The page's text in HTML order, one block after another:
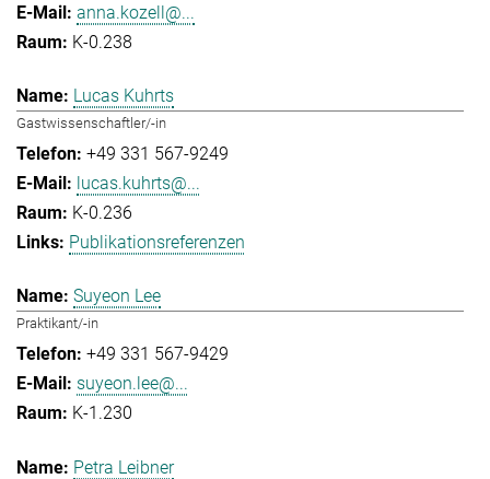
anna.kozell@...
K-0.238
Lucas Kuhrts
Gastwissenschaftler/-in
+49 331 567-9249
lucas.kuhrts@...
K-0.236
Publikationsreferenzen
Suyeon Lee
Praktikant/-in
+49 331 567-9429
suyeon.lee@...
K-1.230
Petra Leibner